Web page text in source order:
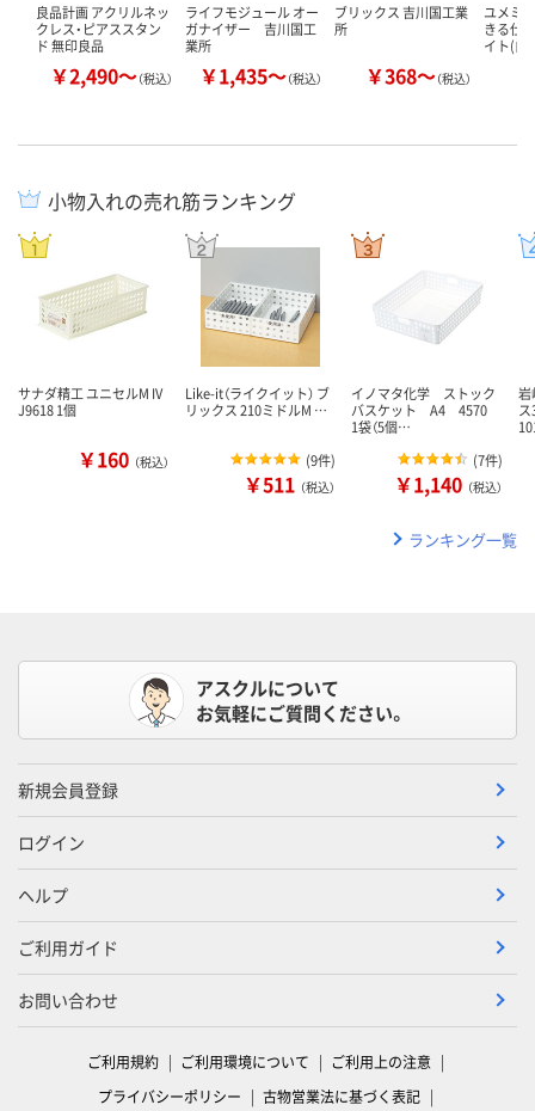
良品計画 アクリルネッ
クレス・ピアススタン
ド 無印良品
￥2,490～（税込）
ライフモジュール オー
ガナイザー 吉川国工
業所
￥1,435～（税込）
ブリックス 吉川国工業
所
￥368～（税込）
ユメミ
きる仕
イト(白)
小物入れの売れ筋ランキング
サナダ精工 ユニセルM IV
J9618 1個
￥160 （税込）
Like-it（ライクイット） ブ
リックス 210ミドルM …
(9件)
￥511 （税込）
イノマタ化学 ストック
バスケット A4 4570
1袋（5個…
(7件)
￥1,140 （税込）
ランキング一覧
アスクルについて
お気軽にご質問ください。
新規会員登録
ログイン
ヘルプ
ご利用ガイド
お問い合わせ
ご利用規約 ご利用環境について
ご利用上の注意
プライバシーポリシー
古物営業法に基づく表記